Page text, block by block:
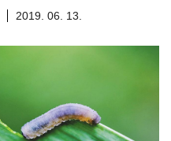
2019. 06. 13.